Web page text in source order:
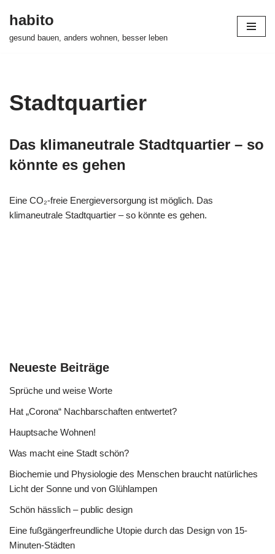
habito
gesund bauen, anders wohnen, besser leben
Stadtquartier
Das klimaneutrale Stadtquartier – so
könnte es gehen
Eine CO₂-freie Energieversorgung ist möglich. Das
klimaneutrale Stadtquartier – so könnte es gehen.
Neueste Beiträge
Sprüche und weise Worte
Hat „Corona“ Nachbarschaften entwertet?
Hauptsache Wohnen!
Was macht eine Stadt schön?
Biochemie und Physiologie des Menschen braucht natürliches
Licht der Sonne und von Glühlampen
Schön hässlich – public design
Eine fußgängerfreundliche Utopie durch das Design von 15-
Minuten-Städten